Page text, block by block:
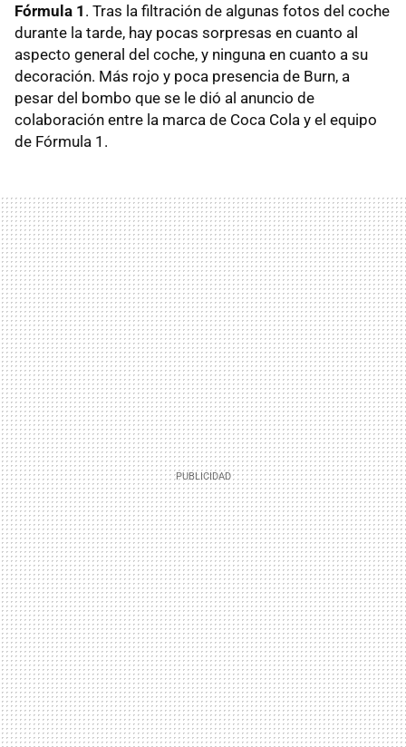
Fórmula 1 . Tras la filtración de algunas fotos del coche
durante la tarde, hay pocas sorpresas en cuanto al
aspecto general del coche, y ninguna en cuanto a su
decoración. Más rojo y poca presencia de Burn, a
pesar del bombo que se le dió al anuncio de
colaboración entre la marca de Coca Cola y el equipo
de Fórmula 1.